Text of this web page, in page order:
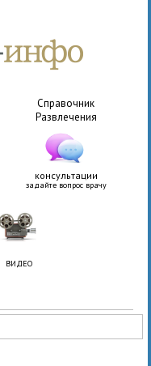
Справочник
Развлечения
консультации
задайте вопрос врачу
ВИДЕО